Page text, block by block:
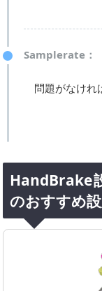
Samplerate：
問題がなけれ
HandBrake
のおすすめ